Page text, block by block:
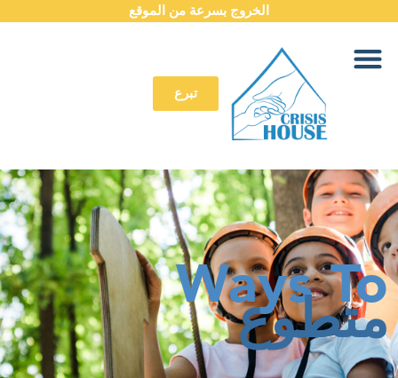
الخروج بسرعة من الموقع
تبرع
Ways